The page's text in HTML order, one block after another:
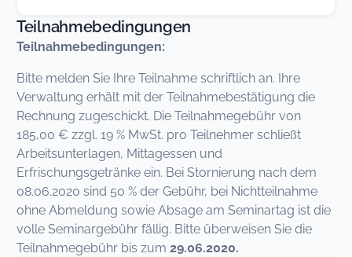
Teilnahmebedingungen
Teilnahmebedingungen:
Bitte melden Sie Ihre Teilnahme schriftlich an. Ihre
Verwaltung erhält mit der Teilnahmebestätigung die
Rechnung zugeschickt. Die Teilnahmegebühr von
185,00 € zzgl. 19 % MwSt. pro Teilnehmer schließt
Arbeitsunterlagen, Mittagessen und
Erfrischungsgetränke ein. Bei Stornierung nach dem
08.06.2020 sind 50 % der Gebühr, bei Nichtteilnahme
ohne Abmeldung sowie Absage am Seminartag ist die
volle Seminargebühr fällig. Bitte überweisen Sie die
Teilnahmegebühr bis zum 29.06.2020.